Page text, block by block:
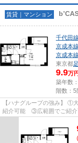
賃貸｜マンション
千代田線
京成本線
京成本線
東京都
9.9万円
築年数
階数：5
【ハナグループの強み】
紹介可能 ③広範囲でご紹